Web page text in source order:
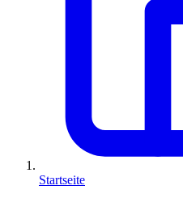
Startseite